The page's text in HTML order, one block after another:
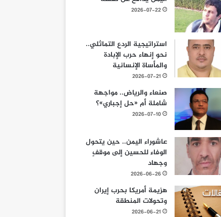
2026-07-22
استراتيجية الردع التماثلي..
نحو إنهاء حرب الإبادة
والمأساة الإنسانية
2026-07-21
صنعاء والرياض.. مواجهة
شاملة أم «حل إجباري»؟
2026-07-10
عاشوراء اليمن.. حين يتحول
الوفاء للحسين إلى موقفٍ
وجهاد
2026-06-26
هزيمة أمريكا بحرب إيران
وتحولات المنطقة
2026-06-21